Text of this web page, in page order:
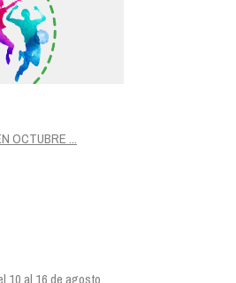
OCTUBRE ...
10 al 16 de agosto